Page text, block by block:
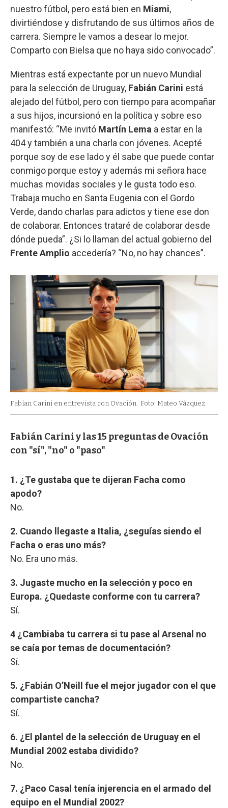
nuestro fútbol, pero está bien en Miami,
divirtiéndose y disfrutando de sus últimos años de
carrera. Siempre le vamos a desear lo mejor.
Comparto con Bielsa que no haya sido convocado”.
Mientras está expectante por un nuevo Mundial
para la selección de Uruguay, Fabián Carini está
alejado del fútbol, pero con tiempo para acompañar
a sus hijos, incursionó en la política y sobre eso
manifestó: “Me invitó Martín Lema a estar en la
404 y también a una charla con jóvenes. Acepté
porque soy de ese lado y él sabe que puede contar
conmigo porque estoy y además mi señora hace
muchas movidas sociales y le gusta todo eso.
Trabaja mucho en Santa Eugenia con el Gordo
Verde, dando charlas para adictos y tiene ese don
de colaborar. Entonces trataré de colaborar desde
dónde pueda”. ¿Si lo llaman del actual gobierno del
Frente Amplio accedería? “No, no hay chances”.
Fabian Carini en entrevista con Ovación. Foto: Mateo Vázquez.
Fabián Carini y las 15 preguntas de Ovación
con "sí", "no" o "paso"
1. ¿Te gustaba que te dijeran Facha como
apodo?
No.
2. Cuando llegaste a Italia, ¿seguías siendo el
Facha o eras uno más?
No. Era uno más.
3. Jugaste mucho en la selección y poco en
Europa. ¿Quedaste conforme con tu carrera?
Sí.
4 ¿Cambiaba tu carrera si tu pase al Arsenal no
se caía por temas de documentación?
Sí.
5. ¿Fabián O’Neill fue el mejor jugador con el que
compartiste cancha?
Sí.
6. ¿El plantel de la selección de Uruguay en el
Mundial 2002 estaba dividido?
No.
7. ¿Paco Casal tenía injerencia en el armado del
equipo en el Mundial 2002?